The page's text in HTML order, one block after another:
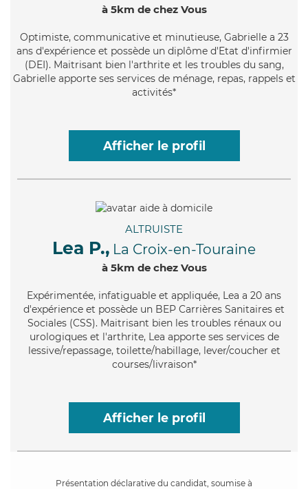
à 5km de chez Vous
Optimiste, communicative et minutieuse, Gabrielle a 23
ans d'expérience et possède un diplôme d'Etat d'infirmier
(DEI). Maitrisant bien l'arthrite et les troubles du sang,
Gabrielle apporte ses services de ménage, repas, rappels et
activités*
Afficher le profil
ALTRUISTE
Lea P., La Croix-en-Touraine
à 5km de chez Vous
Expérimentée, infatiguable et appliquée, Lea a 20 ans
d'expérience et possède un BEP Carrières Sanitaires et
Sociales (CSS). Maitrisant bien les troubles rénaux ou
urologiques et l'arthrite, Lea apporte ses services de
lessive/repassage, toilette/habillage, lever/coucher et
courses/livraison*
Afficher le profil
Présentation déclarative du candidat, soumise à